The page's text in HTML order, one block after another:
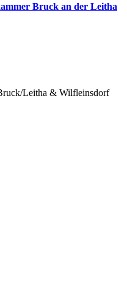
Bruck an der Leitha
Leitha & Wilfleinsdorf